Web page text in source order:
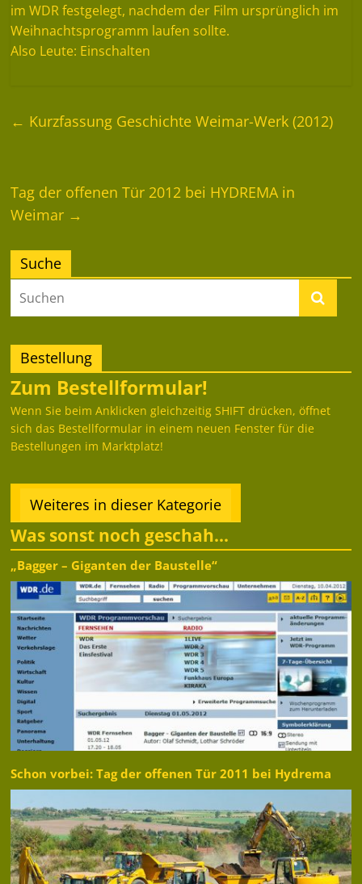
im WDR festgelegt, nachdem der Film ursprünglich im
Weihnachtsprogramm laufen sollte.
Also Leute: Einschalten
← Kurzfassung Geschichte Weimar-Werk (2012)
Tag der offenen Tür 2012 bei HYDREMA in
Weimar →
Suche
Bestellung
Zum Bestellformular!
Wenn Sie beim Anklicken gleichzeitig SHIFT drücken, öffnet
sich das Bestellformular in einem neuen Fenster für die
Bestellungen im Marktplatz!
Weiteres in dieser Kategorie
Was sonst noch geschah...
„Bagger – Giganten der Baustelle“
Schon vorbei: Tag der offenen Tür 2011 bei Hydrema